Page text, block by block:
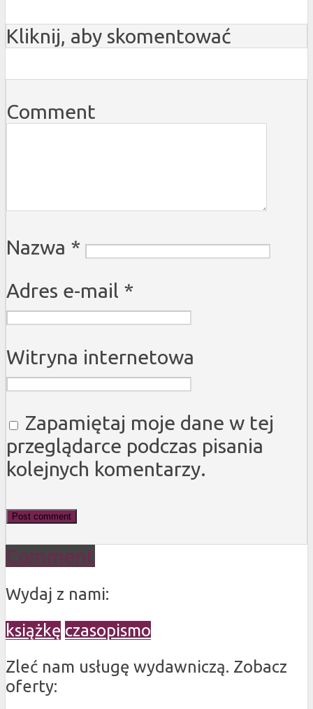
Kliknij, aby skomentować
Comment
Nazwa *
Adres e-mail *
Witryna internetowa
Zapamiętaj moje dane w tej
przeglądarce podczas pisania
kolejnych komentarzy.
Comment
Wydaj z nami:
książkę czasopismo
Zleć nam usługę wydawniczą. Zobacz
oferty: